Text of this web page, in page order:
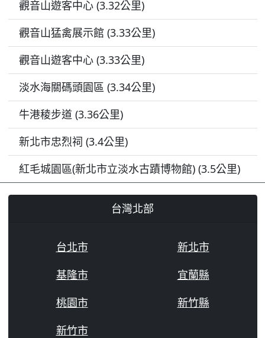
觀音山遊客中心 (3.32公里)
觀音山猛禽展示館 (3.33公里)
觀音山遊客中心 (3.33公里)
淡水海關碼頭園區 (3.34公里)
牛港稜步道 (3.36公里)
新北市忠烈祠 (3.4公里)
紅毛城園區(新北市立淡水古蹟博物館) (3.5公里)
台灣北部
台北市
新北市
基隆市
宜蘭縣
桃園市
新竹縣
新竹市